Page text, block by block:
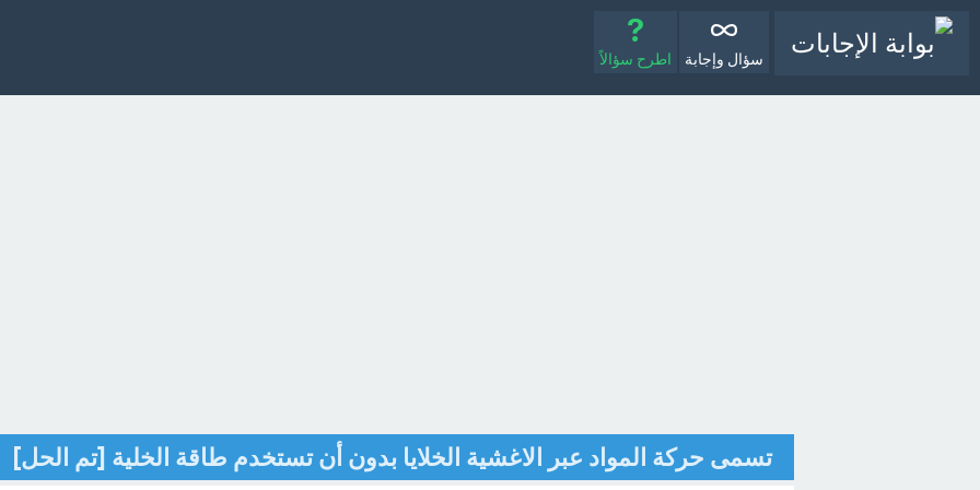
سؤال وإجابة اطرح سؤالاً
تسمى حركة المواد عبر الاغشية الخلايا بدون أن تستخدم طاقة الخلية [تم الحل]